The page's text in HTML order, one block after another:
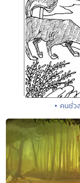
• คนชั่ว